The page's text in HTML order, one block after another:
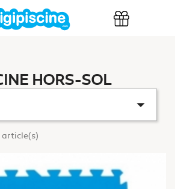
HORS-SOL

article(s)